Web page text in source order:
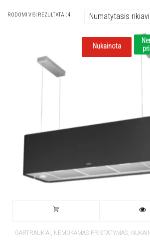
RODOMI VISI REZULTATAI: 4
Nukainota
GARTRAUKIAI, NEMOKAMAS PRISTATYMAS,